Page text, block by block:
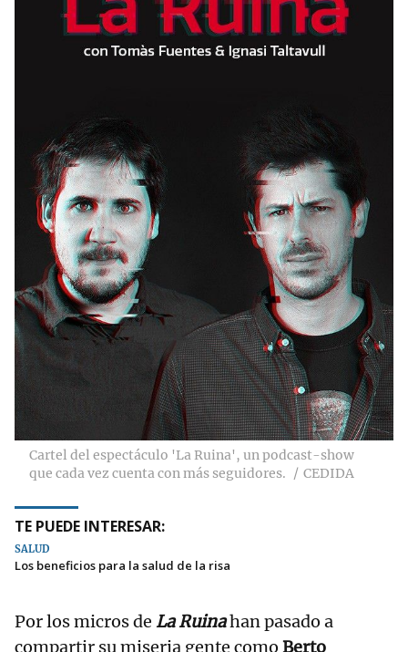
Cartel del espectáculo 'La Ruina', un podcast-show
que cada vez cuenta con más seguidores.
CEDIDA
TE PUEDE INTERESAR:
SALUD
Los beneficios para la salud de la risa
Por los micros de La Ruinahan pasado a
compartir su miseria gente como Berto